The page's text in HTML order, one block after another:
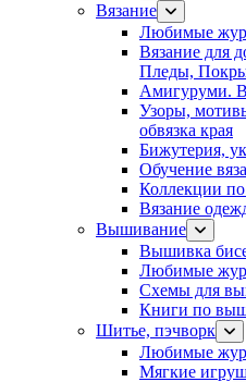
Вязание
Любимые
Вязание для
Пледы,
Амигуруми.
Узоры,
обвязка края
Бижутерия,
Обучение
Коллекции
Вязание
Вышивание
Вышивка
Любимые
Схемы для
Книги по
Шитье, пэчворк
Любимые
Мягкие